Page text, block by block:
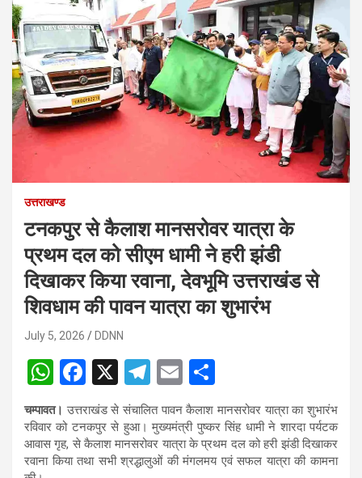
उत्तराखण्ड
टनकपुर से कैलाश मानसरोवर यात्रा के
प्रथम दल को सीएम धामी ने हरी झंडी
दिखाकर किया रवाना, देवभूमि उत्तराखंड से
शिवधाम की पावन यात्रा का शुभारंभ
July 5, 2026 DDNN
W
h
at
s
F
a
ce
b
X
T
el
e
gr
E
m
ail
h
ar
e
चम्पावत। उत्तराखंड से संचालित पावन कैलाश मानसरोवर यात्रा का शुभारंभ
रविवार को टनकपुर से हुआ। मुख्यमंत्री पुष्कर सिंह धामी ने शारदा पर्यटक
आवास गृह, से कैलाश मानसरोवर यात्रा के प्रथम दल को हरी झंडी दिखाकर
रवाना किया तथा सभी श्रद्धालुओं की मंगलमय एवं सफल यात्रा की कामना